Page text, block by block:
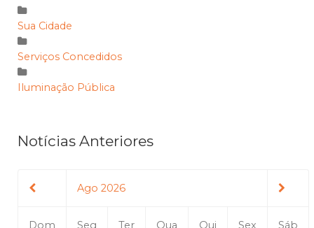
Sua Cidade
Serviços Concedidos
Iluminação Pública
Notícias Anteriores
Ago 2026
Dom Seg Ter Qua Qui Sex Sáb